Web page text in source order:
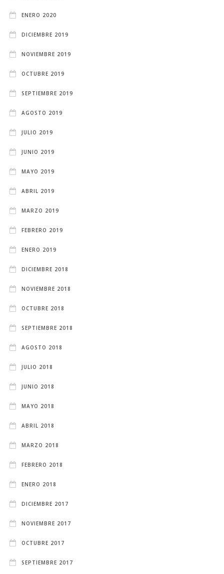
ENERO 2020
DICIEMBRE 2019
NOVIEMBRE 2019
OCTUBRE 2019
SEPTIEMBRE 2019
AGOSTO 2019
JULIO 2019
JUNIO 2019
MAYO 2019
ABRIL 2019
MARZO 2019
FEBRERO 2019
ENERO 2019
DICIEMBRE 2018
NOVIEMBRE 2018
OCTUBRE 2018
SEPTIEMBRE 2018
AGOSTO 2018
JULIO 2018
JUNIO 2018
MAYO 2018
ABRIL 2018
MARZO 2018
FEBRERO 2018
ENERO 2018
DICIEMBRE 2017
NOVIEMBRE 2017
OCTUBRE 2017
SEPTIEMBRE 2017